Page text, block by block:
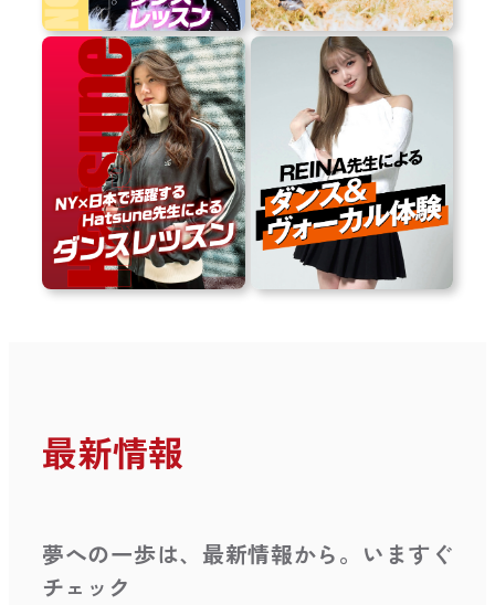
最新情報
夢への一歩は、最新情報から。いますぐ
チェック